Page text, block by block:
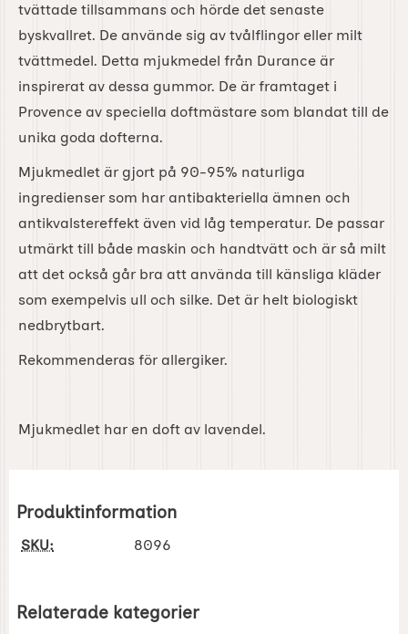
tvättade tillsammans och hörde det senaste
byskvallret. De använde sig av tvålflingor eller milt
tvättmedel. Detta mjukmedel från Durance är
inspirerat av dessa gummor. De är framtaget i
Provence av speciella doftmästare som blandat till de
unika goda dofterna.
Mjukmedlet är gjort på 90-95% naturliga
ingredienser som har antibakteriella ämnen och
antikvalstereffekt även vid låg temperatur. De passar
utmärkt till både maskin och handtvätt och är så milt
att det också går bra att använda till känsliga kläder
som exempelvis ull och silke. Det är helt biologiskt
nedbrytbart.
Rekommenderas för allergiker.
Mjukmedlet har en doft av lavendel.
Produktinformation
SKU: 8096
Relaterade kategorier